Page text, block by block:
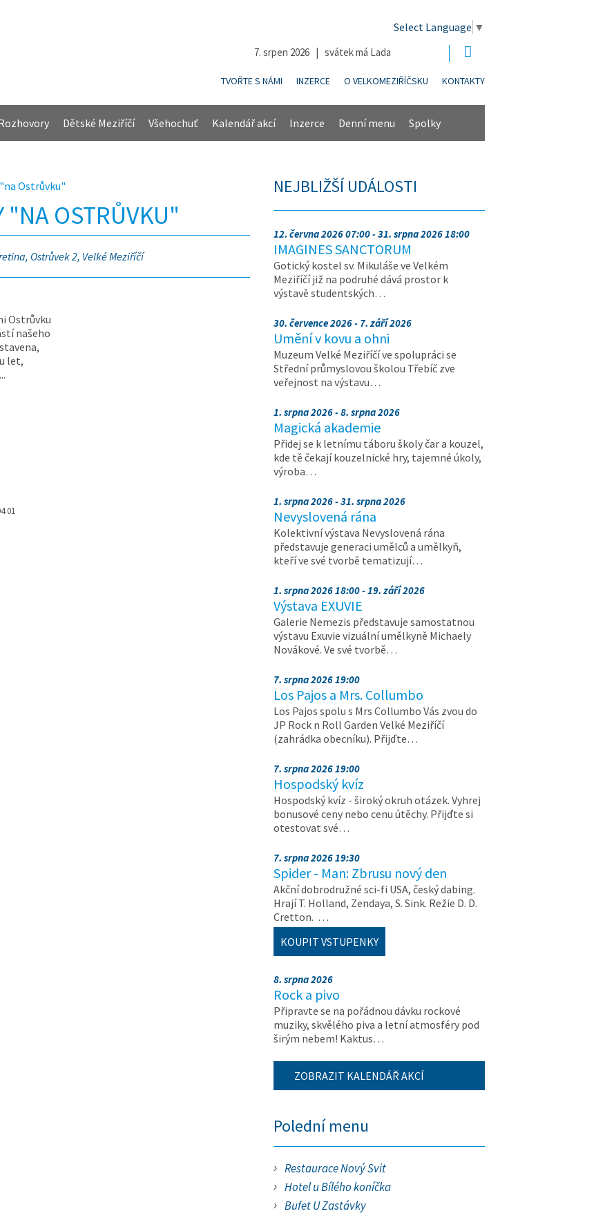
Select Language ▼
7. srpen 2026 | svátek má Lada
TVOŘTE S NÁMI INZERCE O VELKOMEZIŘÍČSKU KONTAKTY
Dětské Meziříčí Všehochuť Kalendář akcí Inzerce Denní menu Spolky
Ostrůvku"
"NA OSTRŮVKU"
Ostrůvek 2, Velké Meziříčí
Ostrůvku
našeho
let,
01
NEJBLIŽŠÍ UDÁLOSTI
12. června 2026 07:00 - 31. srpna 2026 18:00
IMAGINES SANCTORUM
Gotický kostel sv. Mikuláše ve Velkém
Meziříčí již na podruhé dává prostor k
výstavě studentských…
30. července 2026 - 7. září 2026
Umění v kovu a ohni
Muzeum Velké Meziříčí ve spolupráci se
Střední průmyslovou školou Třebíč zve
veřejnost na výstavu…
1. srpna 2026 - 8. srpna 2026
Magická akademie
Přidej se k letnímu táboru školy čar a kouzel,
kde tě čekají kouzelnické hry, tajemné úkoly,
výroba…
1. srpna 2026 - 31. srpna 2026
Nevyslovená rána
Kolektivní výstava Nevyslovená rána
představuje generaci umělců a umělkyň,
kteří ve své tvorbě tematizují…
1. srpna 2026 18:00 - 19. září 2026
Výstava EXUVIE
Galerie Nemezis představuje samostatnou
výstavu Exuvie vizuální umělkyně Michaely
Novákové. Ve své tvorbě…
7. srpna 2026 19:00
Los Pajos a Mrs. Collumbo
Los Pajos spolu s Mrs Collumbo Vás zvou do
JP Rock n Roll Garden Velké Meziříčí
(zahrádka obecníku). Přijďte…
7. srpna 2026 19:00
Hospodský kvíz
Hospodský kvíz - široký okruh otázek. Vyhrej
bonusové ceny nebo cenu útěchy. Přijďte si
otestovat své…
7. srpna 2026 19:30
Spider - Man: Zbrusu nový den
Akční dobrodružné sci-fi USA, český dabing.
Hrají T. Holland, Zendaya, S. Sink. Režie D. D.
Cretton. …
KOUPIT VSTUPENKY
8. srpna 2026
Rock a pivo
Připravte se na pořádnou dávku rockové
muziky, skvělého piva a letní atmosféry pod
širým nebem! Kaktus…
ZOBRAZIT KALENDÁŘ AKCÍ
Polední menu
Restaurace Nový Svit
Hotel u Bílého koníčka
Bufet U Zastávky